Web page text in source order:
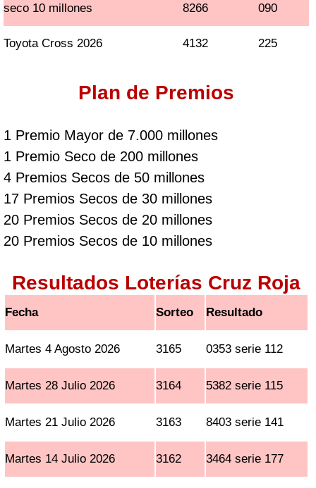
seco 10 millones 8266 090
Toyota Cross 2026 4132 225
Plan de Premios
1 Premio Mayor de 7.000 millones
1 Premio Seco de 200 millones
4 Premios Secos de 50 millones
17 Premios Secos de 30 millones
20 Premios Secos de 20 millones
20 Premios Secos de 10 millones
Resultados Loterías Cruz Roja
Fecha Sorteo Resultado
Martes 4 Agosto 2026 3165 0353 serie 112
Martes 28 Julio 2026 3164 5382 serie 115
Martes 21 Julio 2026 3163 8403 serie 141
Martes 14 Julio 2026 3162 3464 serie 177